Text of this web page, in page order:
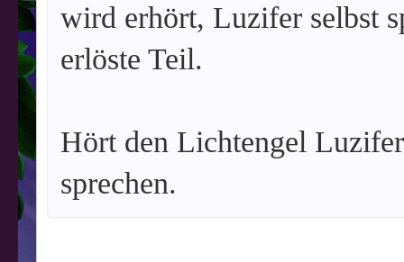
wird erhört, Luzifer selbst
erlöste Teil.
Hört den Lichtengel
sprechen.